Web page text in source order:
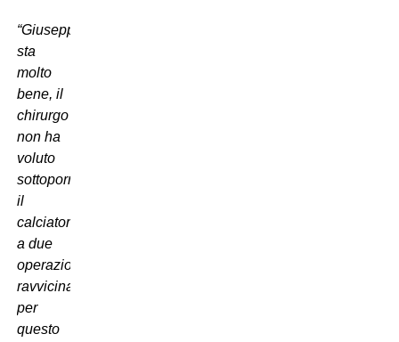
“Giuseppe
sta
molto
bene, il
chirurgo
non ha
voluto
sottoporre
il
calciatore
a due
operazioni
ravvicinate,
per
questo